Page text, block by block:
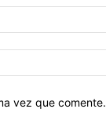
vez que comente.